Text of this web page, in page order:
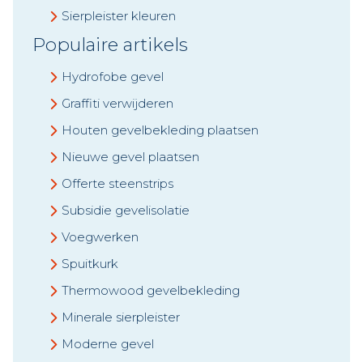
Sierpleister kleuren
Populaire artikels
Hydrofobe gevel
Graffiti verwijderen
Houten gevelbekleding plaatsen
Nieuwe gevel plaatsen
Offerte steenstrips
Subsidie gevelisolatie
Voegwerken
Spuitkurk
Thermowood gevelbekleding
Minerale sierpleister
Moderne gevel